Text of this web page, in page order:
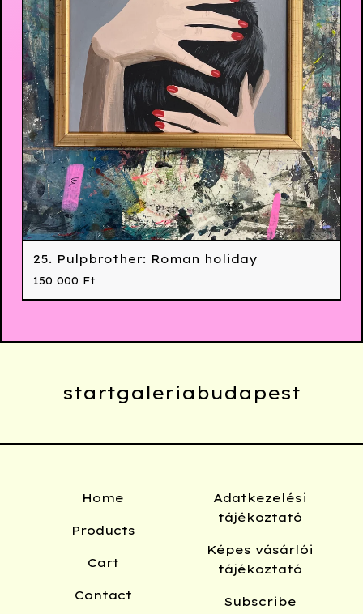
25. Pulpbrother: Roman holiday
150 000 Ft
startgaleriabudapest
Home
Products
Cart
Contact
Adatkezelési
tájékoztató
Képes vásárlói
tájékoztató
Subscribe